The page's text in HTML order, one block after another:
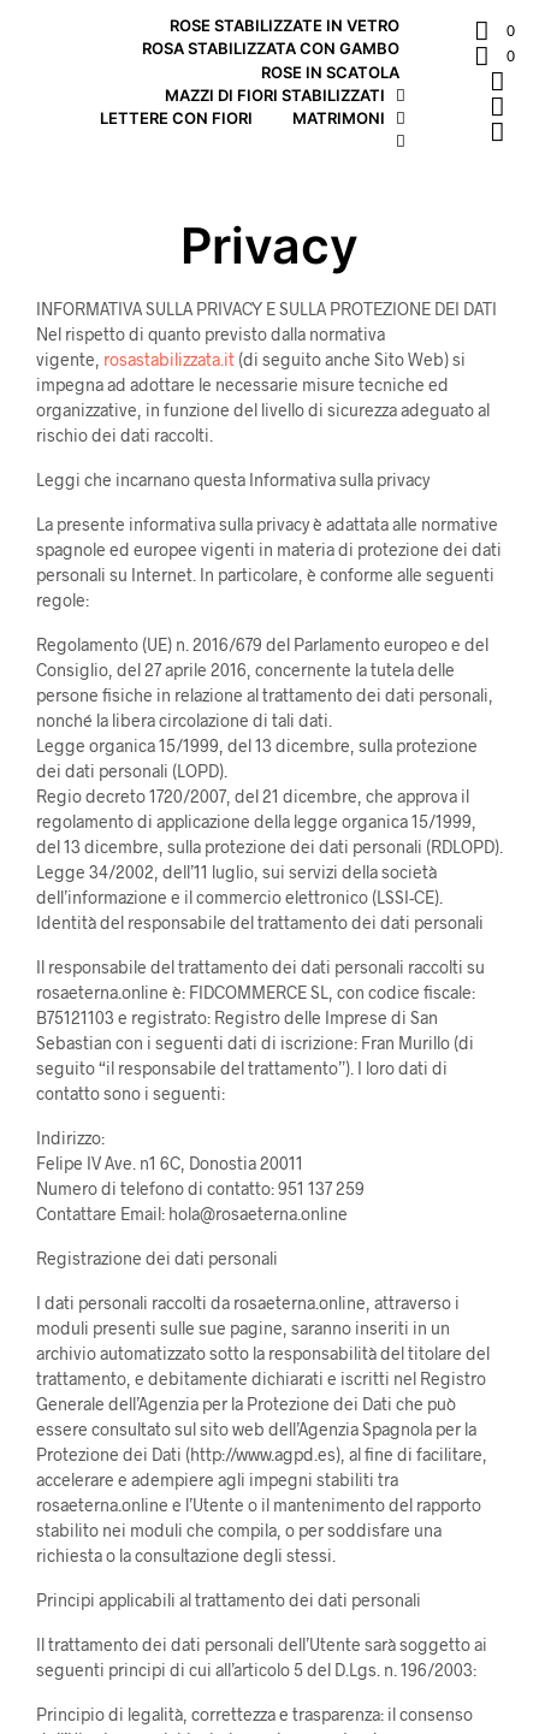
ROSE STABILIZZATE IN VETRO
ROSA STABILIZZATA CON GAMBO
ROSE IN SCATOLA
MAZZI DI FIORI STABILIZZATI
LETTERE CON FIORI
MATRIMONI
0
0
Privacy
INFORMATIVA SULLA PRIVACY E SULLA PROTEZIONE DEI DATI
Nel rispetto di quanto previsto dalla normativa
vigente, rosastabilizzata.it (di seguito anche Sito Web) si
impegna ad adottare le necessarie misure tecniche ed
organizzative, in funzione del livello di sicurezza adeguato al
rischio dei dati raccolti.
Leggi che incarnano questa Informativa sulla privacy
La presente informativa sulla privacy è adattata alle normative
spagnole ed europee vigenti in materia di protezione dei dati
personali su Internet. In particolare, è conforme alle seguenti
regole:
Regolamento (UE) n. 2016/679 del Parlamento europeo e del
Consiglio, del 27 aprile 2016, concernente la tutela delle
persone fisiche in relazione al trattamento dei dati personali,
nonché la libera circolazione di tali dati.
Legge organica 15/1999, del 13 dicembre, sulla protezione
dei dati personali (LOPD).
Regio decreto 1720/2007, del 21 dicembre, che approva il
regolamento di applicazione della legge organica 15/1999,
del 13 dicembre, sulla protezione dei dati personali (RDLOPD).
Legge 34/2002, dell’11 luglio, sui servizi della società
dell’informazione e il commercio elettronico (LSSI-CE).
Identità del responsabile del trattamento dei dati personali
Il responsabile del trattamento dei dati personali raccolti su
rosaeterna.online è: FIDCOMMERCE SL, con codice fiscale:
B75121103 e registrato: Registro delle Imprese di San
Sebastian con i seguenti dati di iscrizione: Fran Murillo (di
seguito “il responsabile del trattamento”). I loro dati di
contatto sono i seguenti:
Indirizzo:
Felipe IV Ave. n1 6C, Donostia 20011
Numero di telefono di contatto: 951 137 259
Contattare Email: hola@rosaeterna.online
Registrazione dei dati personali
I dati personali raccolti da rosaeterna.online, attraverso i
moduli presenti sulle sue pagine, saranno inseriti in un
archivio automatizzato sotto la responsabilità del titolare del
trattamento, e debitamente dichiarati e iscritti nel Registro
Generale dell’Agenzia per la Protezione dei Dati che può
essere consultato sul sito web dell’Agenzia Spagnola per la
Protezione dei Dati (http://www.agpd.es), al fine di facilitare,
accelerare e adempiere agli impegni stabiliti tra
rosaeterna.online e l’Utente o il mantenimento del rapporto
stabilito nei moduli che compila, o per soddisfare una
richiesta o la consultazione degli stessi.
Principi applicabili al trattamento dei dati personali
Il trattamento dei dati personali dell’Utente sarà soggetto ai
seguenti principi di cui all’articolo 5 del D.Lgs. n. 196/2003:
Principio di legalità, correttezza e trasparenza: il consenso